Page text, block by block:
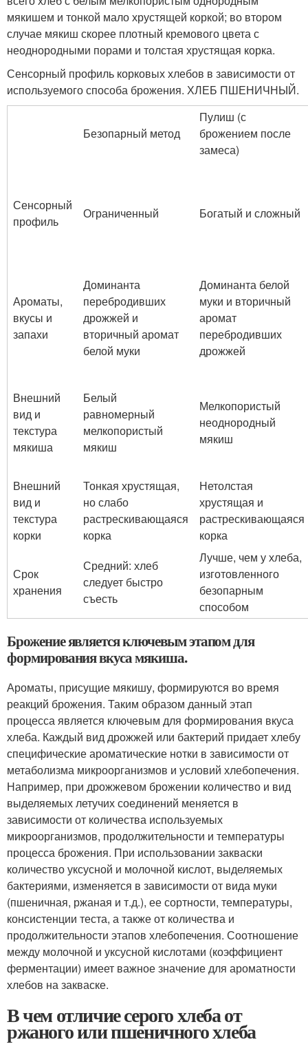
мякишем и тонкой мало хрустящей коркой; во втором
случае мякиш скорее плотный кремового цвета с
неоднородными порами и толстая хрустящая корка.
Сенсорный профиль корковых хлебов в зависимости от
используемого способа брожения. ХЛЕБ ПШЕНИЧНЫЙ.
Безопарный метод
Пулиш (с
брожением после
замеса)
Сенсорный
профиль
Ограниченный Богатый и сложный
Ароматы,
вкусы и
запахи
Доминанта
перебродивших
дрожжей и
вторичный аромат
белой муки
Доминанта белой
муки и вторичный
аромат
перебродивших
дрожжей
Внешний
вид и
текстура
мякиша
Белый
равномерный
мелкопористый
мякиш
Мелкопористый
неоднородный
мякиш
Внешний
вид и
текстура
корки
Тонкая хрустящая,
но слабо
растрескивающаяся
корка
Нетолстая
хрустящая и
растрескивающаяся
корка
Срок
хранения
Средний: хлеб
следует быстро
съесть
Лучше, чем у хлеба,
изготовленного
безопарным
способом
Брожение является ключевым этапом для
формирования вкуса мякиша.
Ароматы, присущие мякишу, формируются во время
реакций брожения. Таким образом данный этап
процесса является ключевым для формирования вкуса
хлеба. Каждый вид дрожжей или бактерий придает хлебу
специфические ароматические нотки в зависимости от
метаболизма микроорганизмов и условий хлебопечения.
Например, при дрожжевом брожении количество и вид
выделяемых летучих соединений меняется в
зависимости от количества используемых
микроорганизмов, продолжительности и температуры
процесса брожения. При использовании закваски
количество уксусной и молочной кислот, выделяемых
бактериями, изменяется в зависимости от вида муки
(пшеничная, ржаная и т.д.), ее сортности, температуры,
консистенции теста, а также от количества и
продолжительности этапов хлебопечения. Соотношение
между молочной и уксусной кислотами (коэффициент
ферментации) имеет важное значение для ароматности
хлебов на закваске.
В чем отличие серого хлеба от
ржаного или пшеничного хлеба